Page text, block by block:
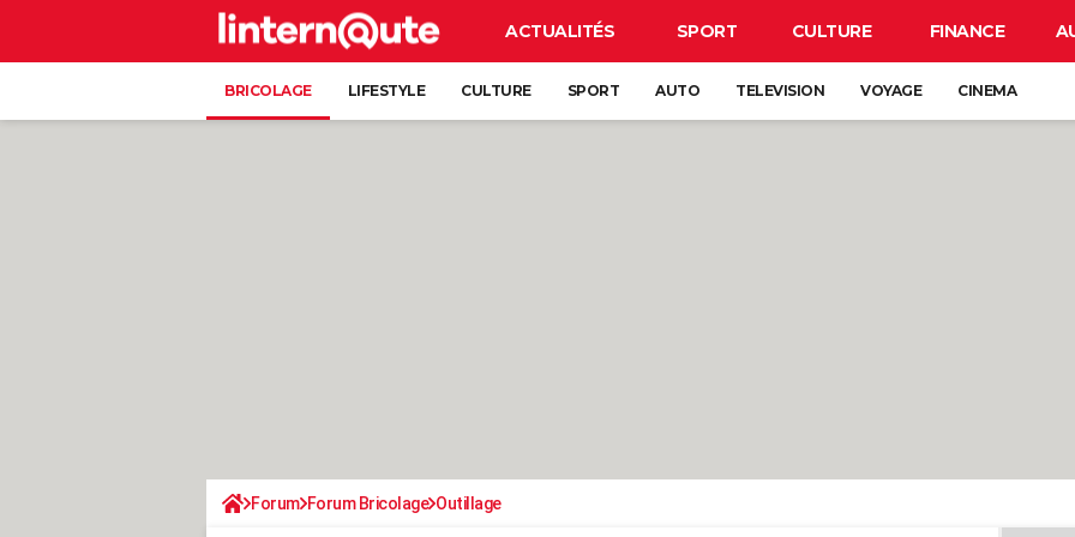
ACTUALITÉS SPORT CULTURE FINANCE
BRICOLAGE LIFESTYLE CULTURE SPORT AUTO TELEVISION VOYAGE CINEMA
Forum Forum Bricolage Outillage